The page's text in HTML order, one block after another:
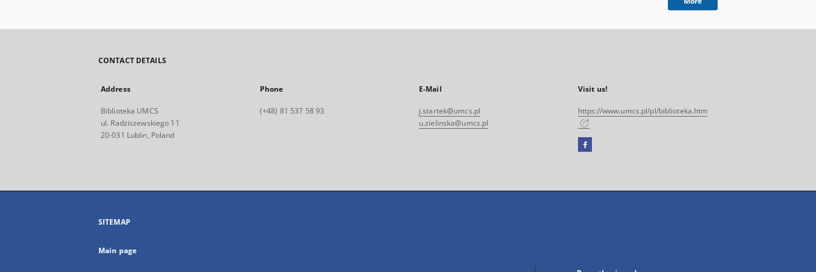
CONTACT DETAILS
Address
Biblioteka UMCS
ul. Radziszewskiego 11
20-031 Lublin, Poland
Phone
(+48) 81 537 58 93
E-Mail
j.startek@umcs.pl
u.zielinska@umcs.pl
Visit us!
https://www.umcs.pl/pl/biblioteka.htm
Facebook
open
SITEMAP
Main page